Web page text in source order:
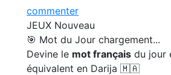
commenter
JEUX Nouveau
🎯 Mot du Jour chargement...
Devine le mot français du jour
équivalent en Darija 🇲🇦